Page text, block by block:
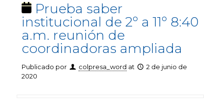
Prueba saber
institucional de 2º a 11º 8:40
a.m. reunión de
coordinadoras ampliada
Publicado por colpresa_word at
2 de junio de
2020